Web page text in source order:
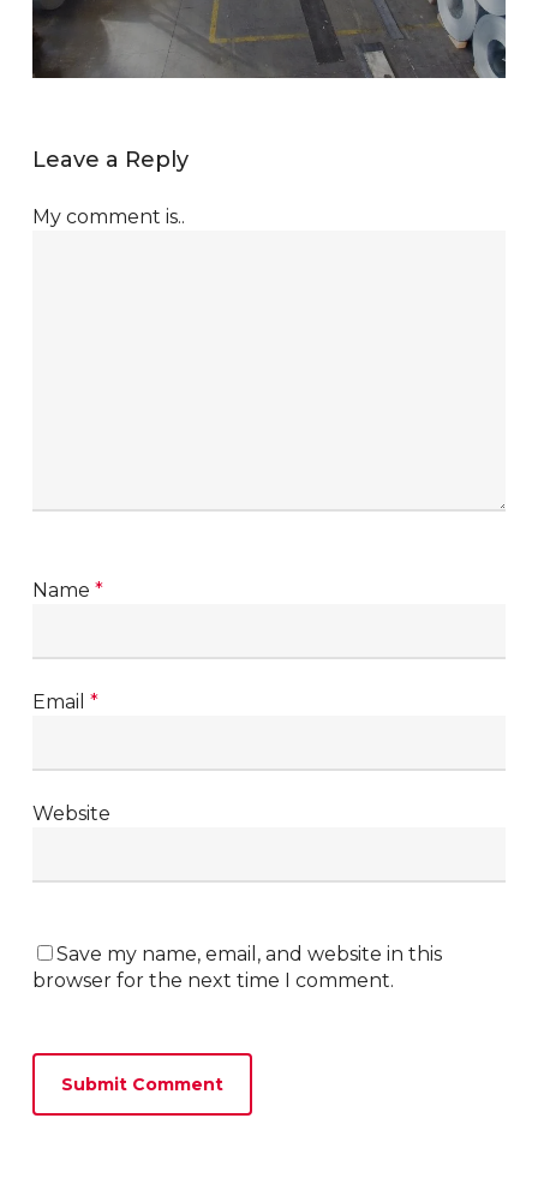
Leave a Reply
My comment is..
Name *
Email *
Website
Save my name, email, and website in this
browser for the next time I comment.